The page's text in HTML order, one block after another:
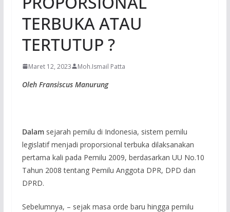
TERBUKA ATAU
TERTUTUP ?
Maret 12, 2023 Moh.Ismail Patta
Oleh Fransiscus Manurung
Dalamsejarah pemilu di Indonesia, sistem pemilu
legislatif menjadi proporsional terbuka dilaksanakan
pertama kali pada Pemilu 2009, berdasarkan UU No.10
Tahun 2008 tentang Pemilu Anggota DPR, DPD dan
DPRD.
Sebelumnya, – sejak masa orde baru hingga pemilu